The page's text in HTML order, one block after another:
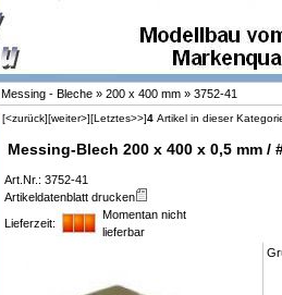
Messing - Bleche » 200 x 400 mm » 3752-41
[<zurück][weiter>][Letztes>>]4 Artikel in dieser
Messing-Blech 200 x 400 x 0,5 mm /
Art.Nr.: 3752-41
Artikeldatenblatt drucken
Lieferzeit:
Momentan nicht
lieferbar